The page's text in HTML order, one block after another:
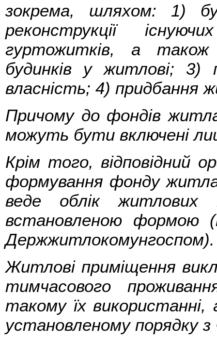
зокрема, шляхом: 1)
реконструкції
гуртожитків, а також
будинків у житлові; 3)
власність; 4) придбання
Причому до фондів
можуть бути включені
Крім того, відповідний
формування фонду
веде облік
встановленою формою
Держжитлокомунгоспом).
Житлові приміщення
тимчасового
такому їх
установленому порядку